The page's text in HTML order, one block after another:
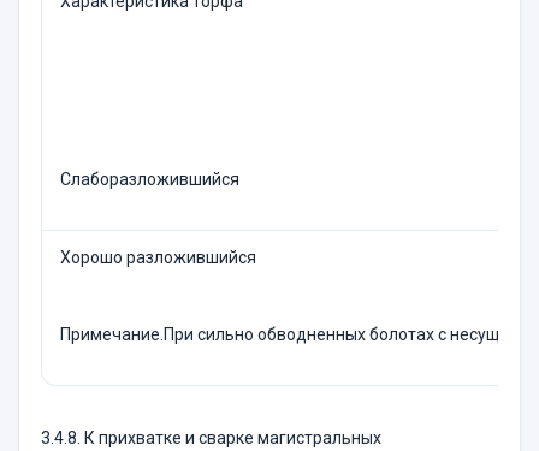
Слаборазложившийся
Хорошо разложившийся
Примечание.При сильно обводненных болотах с несущей
3.4.8. К прихватке и сварке магистральных